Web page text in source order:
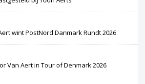
wint PostNord Danmark Rundt 2026
Van Aert in Tour of Denmark 2026